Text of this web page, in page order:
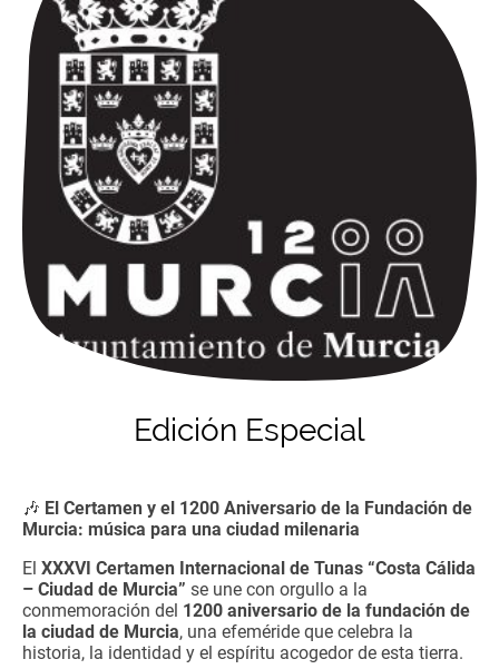
Edición Especial
🎶 El Certamen y el 1200 Aniversario de la Fundación de
Murcia: música para una ciudad milenaria
El XXXVI Certamen Internacional de Tunas “Costa Cálida
– Ciudad de Murcia” se une con orgullo a la
conmemoración del 1200 aniversario de la fundación de
la ciudad de Murcia, una efeméride que celebra la
historia, la identidad y el espíritu acogedor de esta tierra.